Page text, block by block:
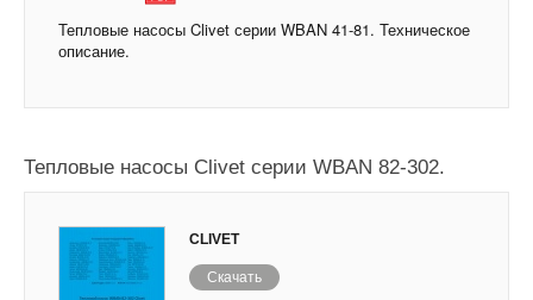
Тепловые насосы Clivet серии WBAN 41-81. Техническое
описание.
Тепловые насосы Clivet серии WBAN 82-302.
CLIVET
Скачать